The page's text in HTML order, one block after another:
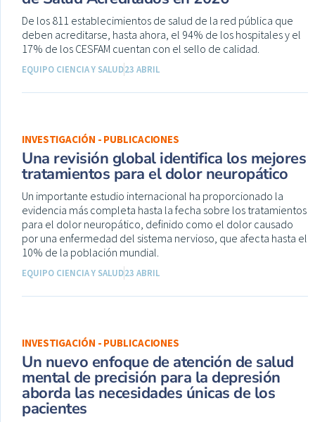
De los 811 establecimientos de salud de la red pública que
deben acreditarse, hasta ahora, el 94% de los hospitales y el
17% de los CESFAM cuentan con el sello de calidad.
EQUIPO CIENCIA Y SALUD23 ABRIL
INVESTIGACIÓN - PUBLICACIONES
Una revisión global identifica los mejores
tratamientos para el dolor neuropático
Un importante estudio internacional ha proporcionado la
evidencia más completa hasta la fecha sobre los tratamientos
para el dolor neuropático, definido como el dolor causado
por una enfermedad del sistema nervioso, que afecta hasta el
10% de la población mundial.
EQUIPO CIENCIA Y SALUD23 ABRIL
INVESTIGACIÓN - PUBLICACIONES
Un nuevo enfoque de atención de salud
mental de precisión para la depresión
aborda las necesidades únicas de los
pacientes